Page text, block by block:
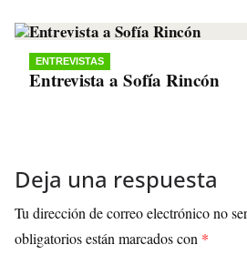
ENTREVISTAS
Entrevista a Sofía Rincón
Deja una respuesta
Tu dirección de correo electrónico no
obligatorios están marcados con *